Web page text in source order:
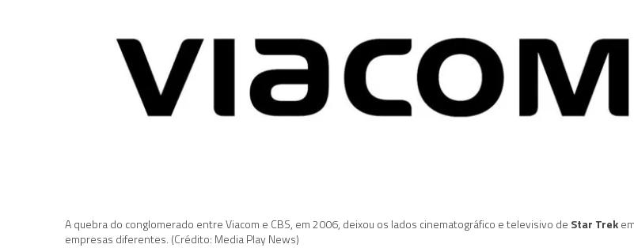
A quebra do conglomerado entre Viacom e CBS, em 2006, deixou os lados cinematográfico e televisivo de Star Trekem
empresas diferentes. (Crédito: Media Play News)